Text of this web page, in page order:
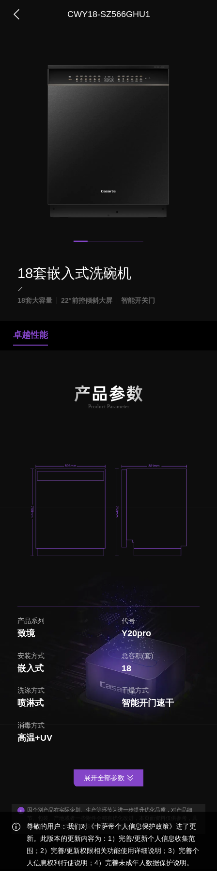
CWY18-SZ566GHU1
18套嵌入式洗碗机
18套大容量 22°前控倾斜大屏 智能开关门
卓越性能
产品参数
Product Parameter
产品系列
致境
代号
Y20pro
安装方式
嵌入式
总容积(套)
18
洗涤方式
喷淋式
干燥方式
智能开门速干
消毒方式
高温+UV
因个别产品在实际企划、生产等环节为进一步提升优化品质，对产品细
体外观与功能以产品装箱说明书为准，感谢您的谅解！
展开全部参数
尊敬的用户：我们对《卡萨帝个人信息保护政策》进了更
新。此版本的更新内容为：1）完善/更新个人信息收集范
围；2）完善/更新权限相关功能使用详细说明；3）完善个
人信息权利行使说明；4）完善未成年人数据保护说明。